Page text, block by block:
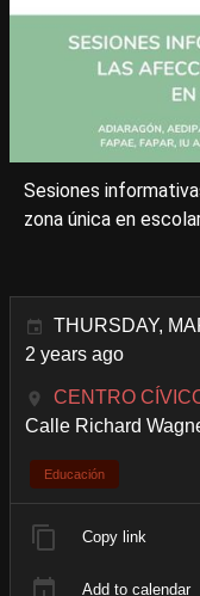
Sesiones
zona única en
THURSDAY,
2 years ago
CENTRO
Calle Richard
Educación
Copy link
Add to calendar